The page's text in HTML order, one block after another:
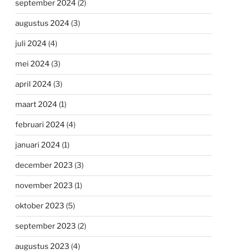
september 2024 (2)
augustus 2024 (3)
juli 2024 (4)
mei 2024 (3)
april 2024 (3)
maart 2024 (1)
februari 2024 (4)
januari 2024 (1)
december 2023 (3)
november 2023 (1)
oktober 2023 (5)
september 2023 (2)
augustus 2023 (4)